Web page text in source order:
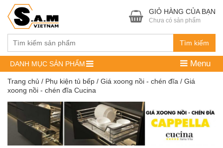
Tìm kiếm
GIỎ HÀNG CỦA BẠN
Chưa có sản phẩm
DANH MỤC SẢN PHẨM Menu
Trang chủ / Phụ kiện tủ bếp / Giá xoong nồi - chén đĩa / Giá
xoong nồi - chén đĩa Cucina